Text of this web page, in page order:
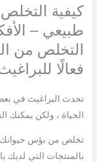
كيفية
طبيعي –
فعالًا
تحدث البراغيث في
الحياة ، ولكن يمكنك
تخلص من بؤس حيوانك
بالمنتجات التي لديك